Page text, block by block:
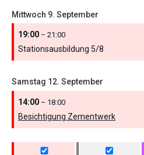
Mittwoch 9. September
19:00 – 21:00
Stationsausbildung 5/8
Samstag 12. September
14:00 – 18:00
Besichtigung Zementwerk